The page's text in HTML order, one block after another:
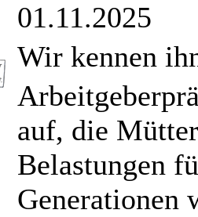
01.11.2025
Wir kennen
auf, die
Belastungen
Generationen